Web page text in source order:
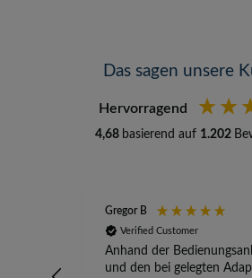
Das sagen unsere
Hervorragend
4,68 basierend auf 1.202
Gregor B
Verified Customer
Anhand der
und den bei gelegten